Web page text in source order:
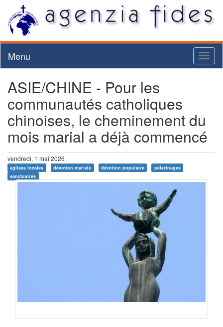
Menu
ASIE/CHINE - Pour les
communautés catholiques
chinoises, le cheminement du
mois marial a déjà commencé
vendredi, 1 mai 2026
eglises locales dévotion mariale dévotion populaire
pèlerinages
sanctuaires